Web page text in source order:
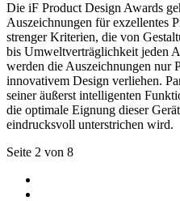
Die iF Product Design Awards
Auszeichnungen für exzellentes
strenger Kriterien, die von
bis Umweltverträglichkeit jeden
werden die Auszeichnungen nur
innovativem Design verliehen.
seiner äußerst intelligenten
die optimale Eignung dieser
eindrucksvoll unterstrichen wird.
Seite 2 von 8